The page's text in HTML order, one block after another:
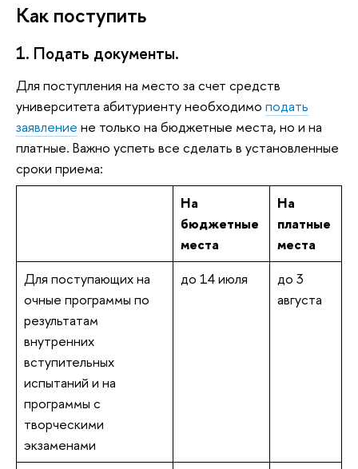
Как поступить
1. Подать документы.
Для поступления на место за счет средств
университета абитуриенту необходимо подать
заявление не только на бюджетные места, но и на
платные. Важно успеть все сделать в установленные
сроки приема:
На
бюджетные
места
На
платные
места
Для поступающих на
очные программы по
результатам
внутренних
вступительных
испытаний и на
программы с
творческими
экзаменами
до 14 июля
до 3
августа